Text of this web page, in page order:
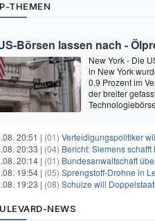
THEMEN
Börsen lassen nach -
New York - Die
in New York
0,9 Prozent im
der breiter
20:51 | (01) Verteidigungspolitiker
20:33 | (04) Bericht: Siemens
20:14 | (01) Bundesanwaltschaft
19:54 | (05) Sprengstoff-Drohne in
19:23 | (08) Schulze will
NEWS